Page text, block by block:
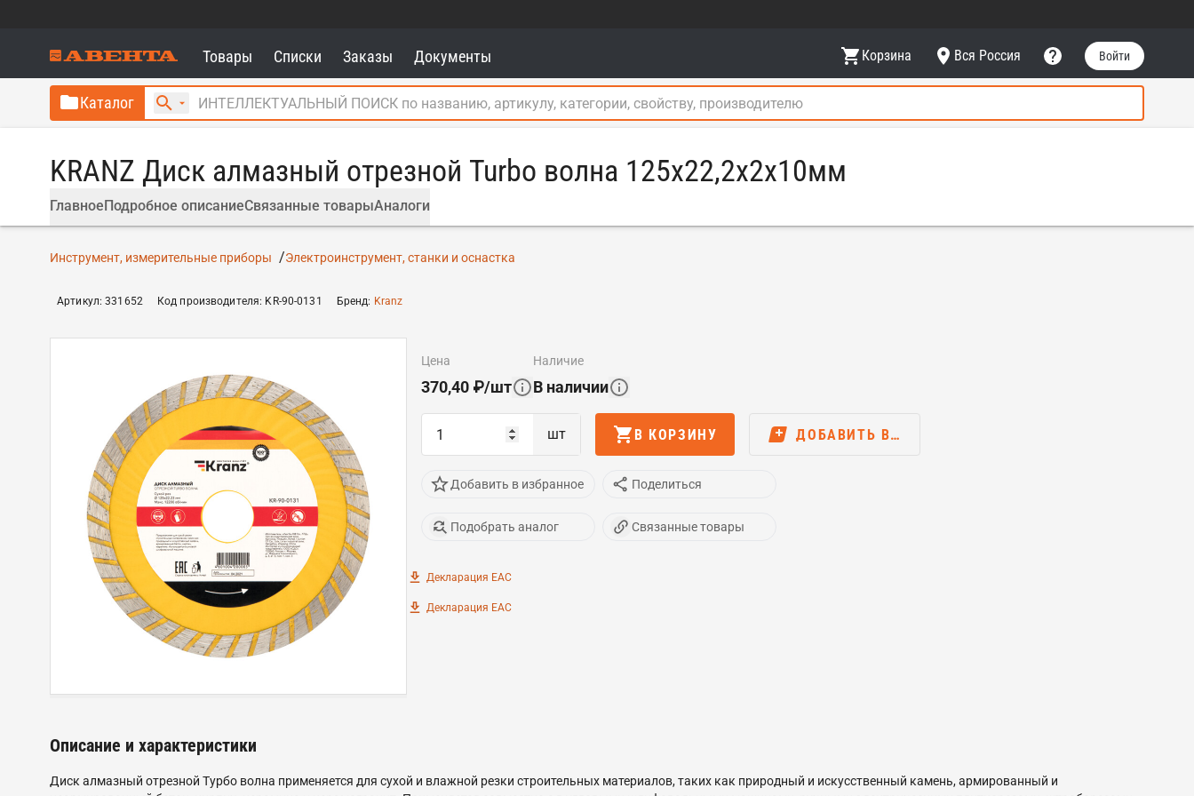
Товары Списки Заказы Документы Корзина Вся Россия Войти
Каталог
KRANZ Диск алмазный отрезной Turbo волна 125x22,2x2x10мм
ГлавноеПодробное описаниеСвязанные товарыАналоги
Инструмент, измерительные приборы Электроинструмент, станки и оснастка
Артикул:331652 Код производителя: KR-90-0131 Бренд: Kranz
цена
370,40 ₽/шт
наличие
В наличии
шт В КОРЗИНУ ДОБАВИТЬ В…
Добавить в избранное Поделиться
Подобрать аналог Связанные товары
Декларация ЕАС
Декларация ЕАС
Описание и характеристики
Диск алмазный отрезной Турбо волна применяется для суxой и влажной резки строительныx материалов, такиx как природный и искусственный камень, армированный и